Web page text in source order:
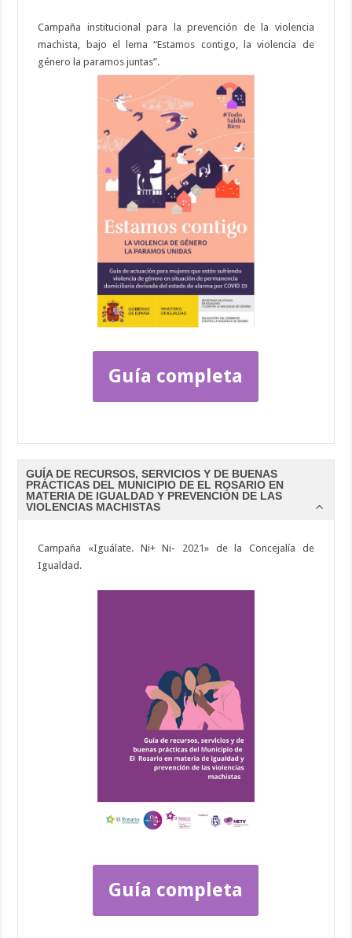
Campaña institucional para la prevención de la violencia
machista, bajo el lema “Estamos contigo, la violencia de
género la paramos juntas”.
Guía completa
GUÍA DE RECURSOS, SERVICIOS Y DE BUENAS
PRÁCTICAS DEL MUNICIPIO DE EL ROSARIO EN
MATERIA DE IGUALDAD Y PREVENCIÓN DE LAS
VIOLENCIAS MACHISTAS
Campaña «Iguálate. Ni+ Ni- 2021» de la Concejalía de
Igualdad.
Guía completa